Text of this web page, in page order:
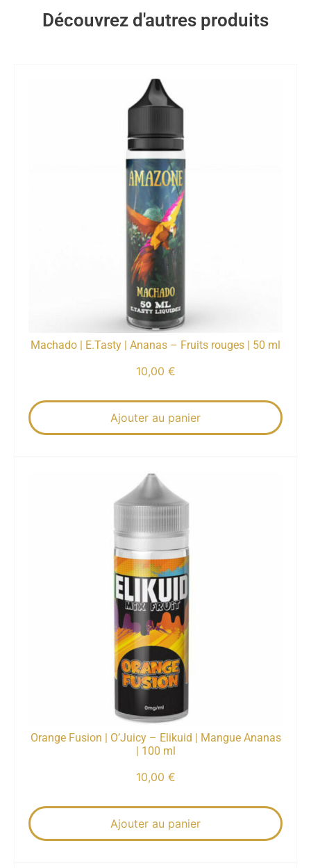
Découvrez d'autres produits
Machado | E.Tasty | Ananas – Fruits rouges | 50 ml
10,00 €
Ajouter au panier
Orange Fusion | O’Juicy – Elikuid | Mangue Ananas
| 100 ml
10,00 €
Ajouter au panier